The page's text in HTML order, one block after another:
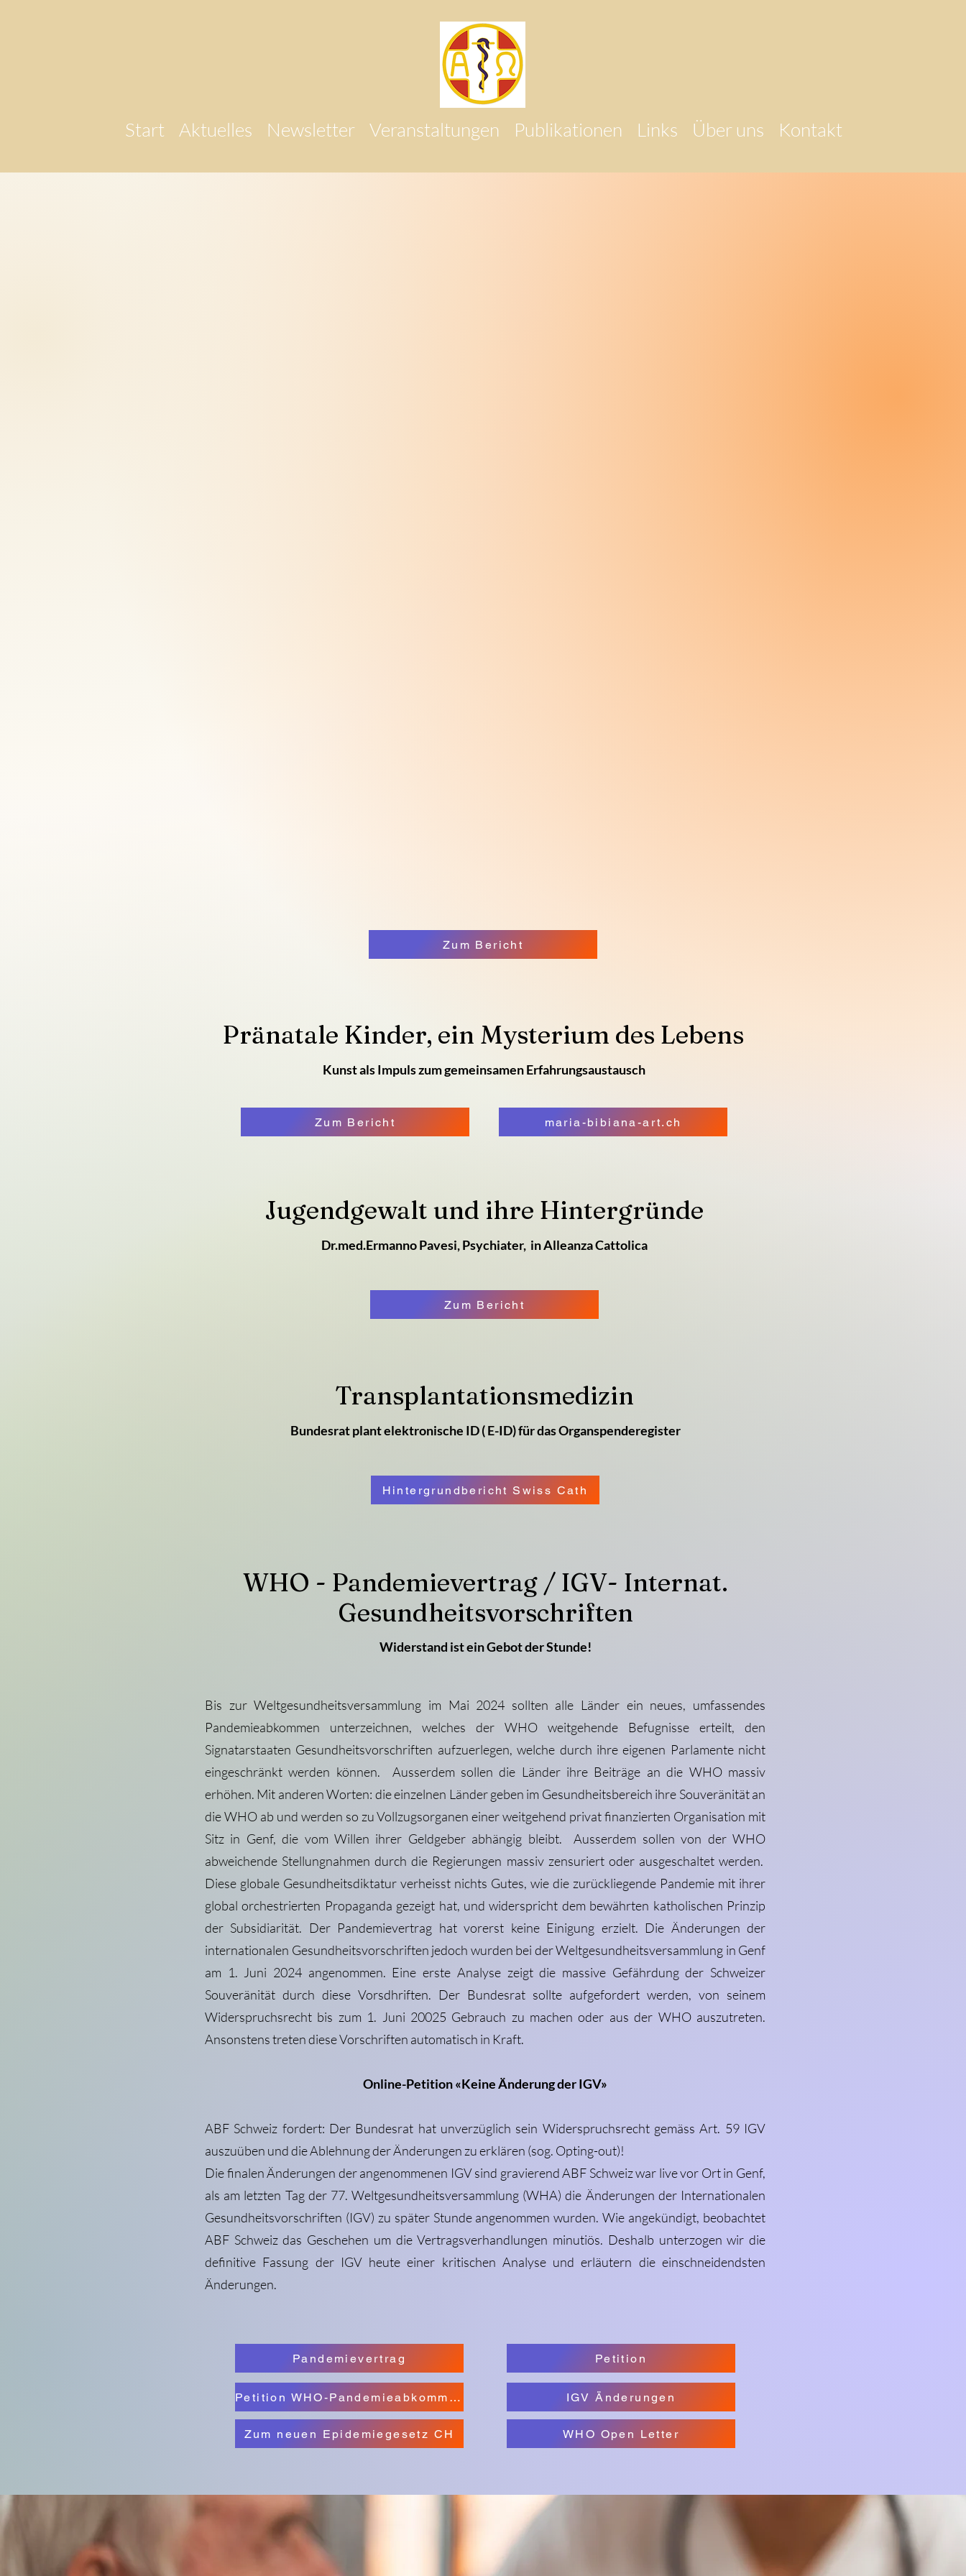
Start Aktuelles Newsletter Veranstaltungen Publikationen Links Über uns Kontakt
Zum Bericht
Pränatale Kinder, ein Mysterium des Lebens
Kunst als Impuls zum gemeinsamen Erfahrungsaustausch
Zum Bericht maria-bibiana-art.ch
Jugendgewalt und ihre Hintergründe
Dr.med.Ermanno Pavesi, Psychiater, in Alleanza Cattolica
Zum Bericht
Transplantationsmedizin
Bundesrat plant elektronische ID ( E-ID) für das Organspenderegister
Hintergrundbericht Swiss Cath
WHO - Pandemievertrag / IGV- Internat.
Gesundheitsvorschriften
Widerstand ist ein Gebot der Stunde!
Bis zur Weltgesundheitsversammlung im Mai 2024 sollten alle Länder ein neues, umfassendes
Pandemieabkommen unterzeichnen, welches der WHO weitgehende Befugnisse erteilt, den
Signatarstaaten Gesundheitsvorschriften aufzuerlegen, welche durch ihre eigenen Parlamente nicht
eingeschränkt werden können. Ausserdem sollen die Länder ihre Beiträge an die WHO massiv
erhöhen. Mit anderen Worten: die einzelnen Länder geben im Gesundheitsbereich ihre Souveränität an
die WHO ab und werden so zu Vollzugsorganen einer weitgehend privat finanzierten Organisation mit
Sitz in Genf, die vom Willen ihrer Geldgeber abhängig bleibt. Ausserdem sollen von der WHO
abweichende Stellungnahmen durch die Regierungen massiv zensuriert oder ausgeschaltet werden.
Diese globale Gesundheitsdiktatur verheisst nichts Gutes, wie die zurückliegende Pandemie mit ihrer
global orchestrierten Propaganda gezeigt hat, und widerspricht dem bewährten katholischen Prinzip
der Subsidiarität. Der Pandemievertrag hat vorerst keine Einigung erzielt. Die Änderungen der
internationalen Gesundheitsvorschriften jedoch wurden bei der Weltgesundheitsversammlung in Genf
am 1. Juni 2024 angenommen. Eine erste Analyse zeigt die massive Gefährdung der Schweizer
Souveränität durch diese Vorsdhriften. Der Bundesrat sollte aufgefordert werden, von seinem
Widerspruchsrecht bis zum 1. Juni 20025 Gebrauch zu machen oder aus der WHO auszutreten.
Ansonstens treten diese Vorschriften automatisch in Kraft.
Online-Petition «Keine Änderung der IGV»
ABF Schweiz fordert: Der Bundesrat hat unverzüglich sein Widerspruchsrecht gemäss Art. 59 IGV
auszuüben und die Ablehnung der Änderungen zu erklären (sog. Opting-out)!
Die finalen Änderungen der angenommenen IGV sind gravierend ABF Schweiz war live vor Ort in Genf,
als am letzten Tag der 77. Weltgesundheitsversammlung (WHA) die Änderungen der Internationalen
Gesundheitsvorschriften (IGV) zu später Stunde angenommen wurden. Wie angekündigt, beobachtet
ABF Schweiz das Geschehen um die Vertragsverhandlungen minutiös. Deshalb unterzogen wir die
definitive Fassung der IGV heute einer kritischen Analyse und erläutern die einschneidendsten
Änderungen.
Pandemievertrag
Petition WHO-Pandemieabkommen
Zum neuen Epidemiegesetz CH
Petition
IGV Änderungen
WHO Open Letter